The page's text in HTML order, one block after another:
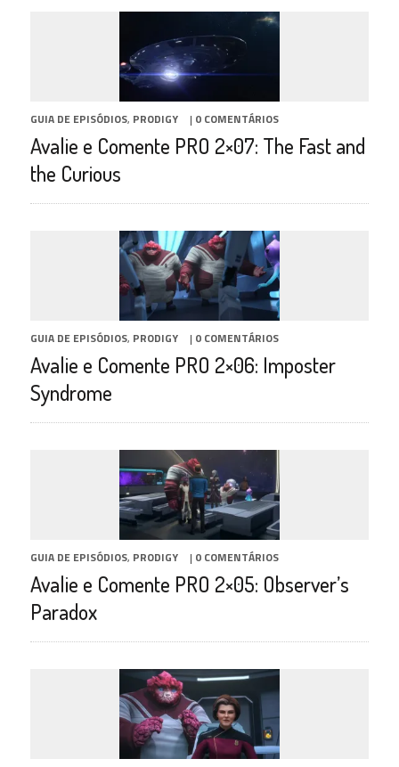
GUIA DE EPISÓDIOS, PRODIGY | 0 COMENTÁRIOS
Avalie e Comente PRO 2×07: The Fast and
the Curious
GUIA DE EPISÓDIOS, PRODIGY | 0 COMENTÁRIOS
Avalie e Comente PRO 2×06: Imposter
Syndrome
GUIA DE EPISÓDIOS, PRODIGY | 0 COMENTÁRIOS
Avalie e Comente PRO 2×05: Observer’s
Paradox